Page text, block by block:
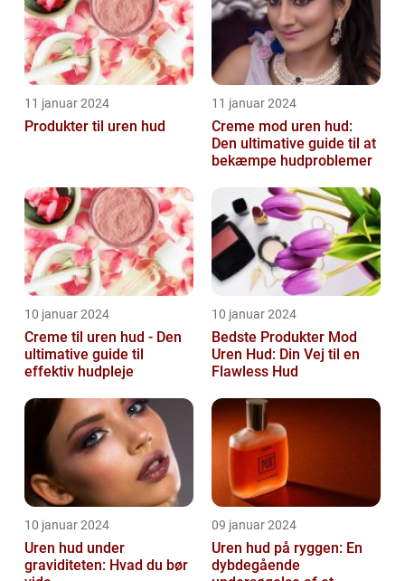
11 januar 2024
Produkter til uren hud
11 januar 2024
Creme mod uren hud:
Den ultimative guide til at
bekæmpe hudproblemer
10 januar 2024
Creme til uren hud - Den
ultimative guide til
effektiv hudpleje
10 januar 2024
Bedste Produkter Mod
Uren Hud: Din Vej til en
Flawless Hud
10 januar 2024
Uren hud under
graviditeten: Hvad du bør
09 januar 2024
Uren hud på ryggen: En
dybdegående